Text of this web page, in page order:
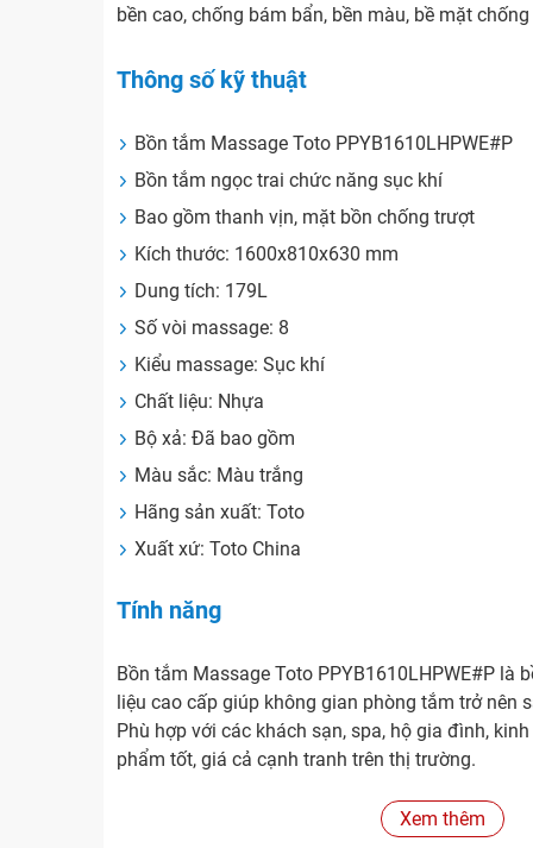
bền cao, chống bám bẩn, bền màu, bề mặt
Thông số kỹ thuật
Bồn tắm Massage Toto PPYB1610LHPWE#P
Bồn tắm ngọc trai chức năng sục khí
Bao gồm thanh vịn, mặt bồn chống trượt
Kích thước: 1600x810x630 mm
Dung tích: 179L
Số vòi massage: 8
Kiểu massage: Sục khí
Chất liệu: Nhựa
Bộ xả: Đã bao gồm
Màu sắc: Màu trắng
Hãng sản xuất: Toto
Xuất xứ: Toto China
Tính năng
Bồn tắm Massage Toto PPYB1610LHPWE#P là
liệu cao cấp giúp không gian phòng tắm trở nên
Phù hợp với các khách sạn, spa, hộ gia đình,
phẩm tốt, giá cả cạnh tranh trên thị trường.
Đặc điểm Bồn tắm Massage Toto
Xem thêm